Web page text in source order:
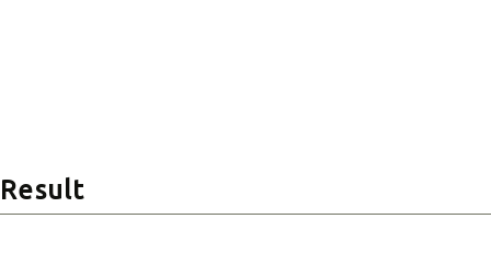
Result